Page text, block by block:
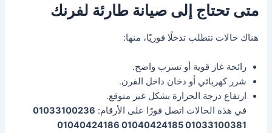
متى تحتاج إلى صيانة طارئة لفرنك
هناك حالات تتطلب تدخلًا فوريًا، منها:
رائحة غاز قوية أو تسرب واضح.
شرر كهربائي أو دخان داخل الفرن.
ارتفاع درجة الحرارة بشكل غير متوقع.
في هذه الحالات اتصل فورًا على الأرقام: 01033100236
01033100381 01040424185 01040424186